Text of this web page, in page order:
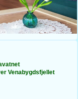
Venabygdsfjellet